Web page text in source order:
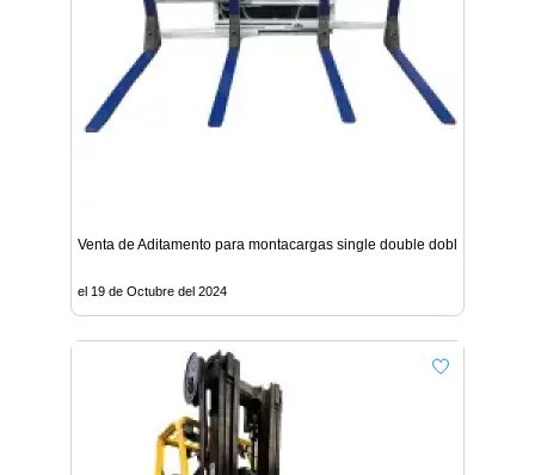
Venta de Aditamento para montacargas single double doble uña -
el 19 de Octubre del 2024